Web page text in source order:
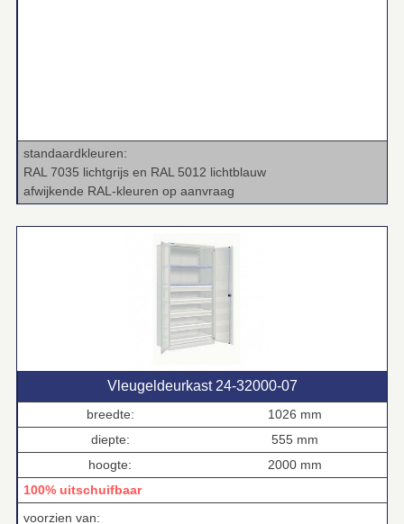
standaardkleuren:
RAL 7035 lichtgrijs en RAL 5012 lichtblauw
afwijkende RAL‑kleuren op aanvraag
Vleugeldeurkast 24‑32000‑07
breedte:
1026 mm
diepte:
555 mm
hoogte:
2000 mm
100% uitschuifbaar
voorzien van: